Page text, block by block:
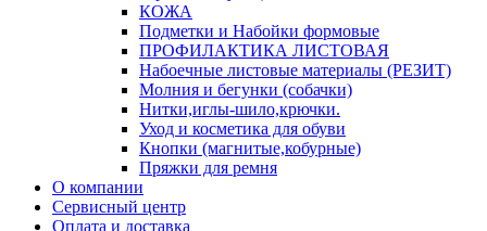
КОЖА
Подметки и Набойки формовые
ПРОФИЛАКТИКА ЛИСТОВАЯ
Набоечные листовые материалы (РЕЗИТ)
Молния и бегунки (собачки)
Нитки,иглы-шило,крючки.
Уход и косметика для обуви
Кнопки (магнитые,кобурные)
Пряжки для ремня
О компании
Сервисный центр
Оплата и доставка